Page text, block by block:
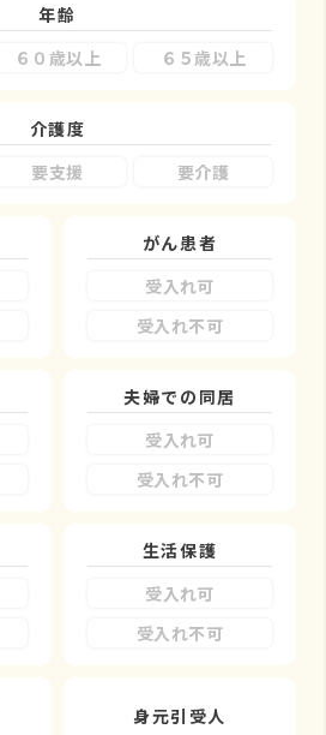
年齢
６０歳以上 ６５歳以上
介護度
要支援 要介護
がん患者
受入れ可
受入れ不可
夫婦での同居
受入れ可
受入れ不可
生活保護
受入れ可
受入れ不可
身元引受人